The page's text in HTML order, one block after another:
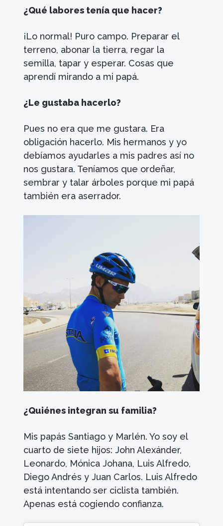
¿Qué labores tenía que hacer?
¡Lo normal! Puro campo. Preparar el
terreno, abonar la tierra, regar la
semilla, tapar y esperar. Cosas que
aprendí mirando a mi papá.
¿Le gustaba hacerlo?
Pues no era que me gustara. Era
obligación hacerlo. Mis hermanos y yo
debíamos ayudarles a mis padres así no
nos gustara. Teníamos que ordeñar,
sembrar y talar árboles porque mi papá
también era aserrador.
¿Quiénes integran su familia?
Mis papás Santiago y Marlén. Yo soy el
cuarto de siete hijos: John Alexánder,
Leonardo, Mónica Johana, Luis Alfredo,
Diego Andrés y Juan Carlos. Luis Alfredo
está intentando ser ciclista también.
Apenas está cogiendo confianza.